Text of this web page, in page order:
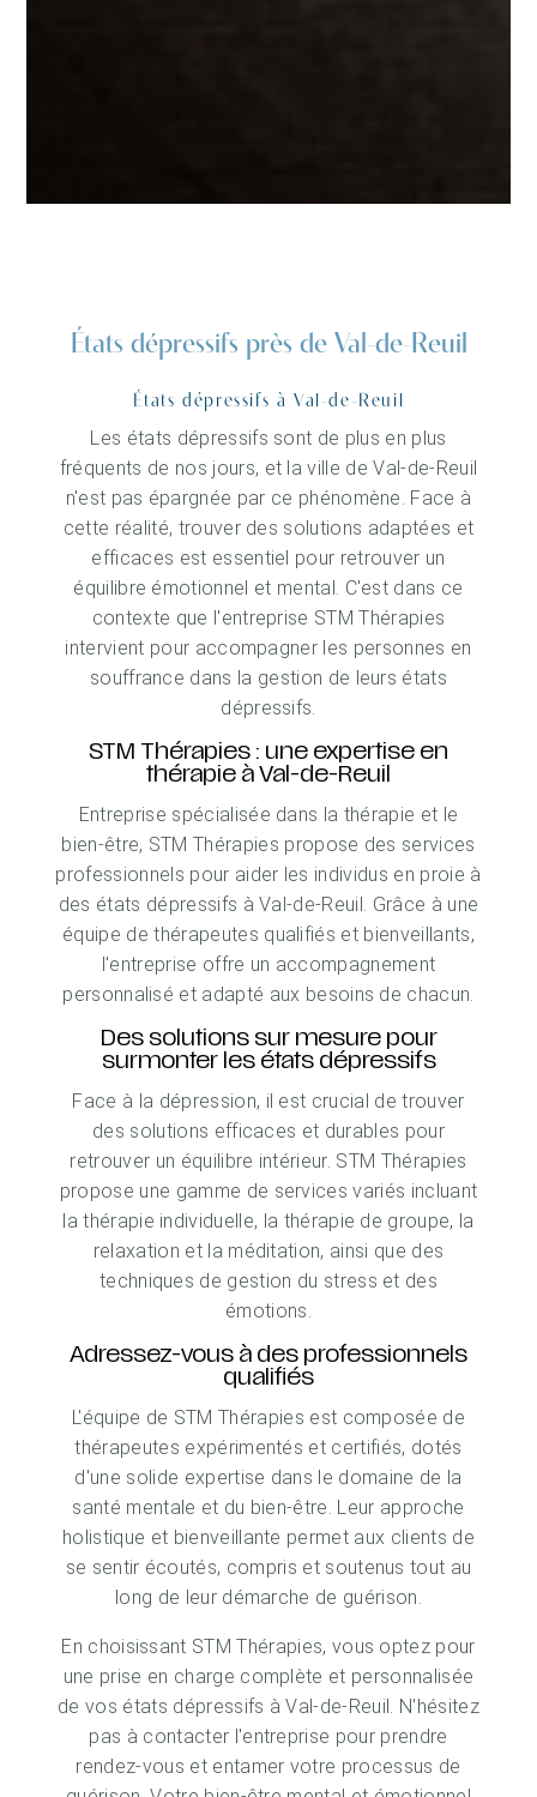
États dépressifs près de Val-de-Reuil
États dépressifs à Val-de-Reuil
Les états dépressifs sont de plus en plus
fréquents de nos jours, et la ville de Val-de-Reuil
n'est pas épargnée par ce phénomène. Face à
cette réalité, trouver des solutions adaptées et
efficaces est essentiel pour retrouver un
équilibre émotionnel et mental. C'est dans ce
contexte que l'entreprise STM Thérapies
intervient pour accompagner les personnes en
souffrance dans la gestion de leurs états
dépressifs.
STM Thérapies : une expertise en
thérapie à Val-de-Reuil
Entreprise spécialisée dans la thérapie et le
bien-être, STM Thérapies propose des services
professionnels pour aider les individus en proie à
des états dépressifs à Val-de-Reuil. Grâce à une
équipe de thérapeutes qualifiés et bienveillants,
l'entreprise offre un accompagnement
personnalisé et adapté aux besoins de chacun.
Des solutions sur mesure pour
surmonter les états dépressifs
Face à la dépression, il est crucial de trouver
des solutions efficaces et durables pour
retrouver un équilibre intérieur. STM Thérapies
propose une gamme de services variés incluant
la thérapie individuelle, la thérapie de groupe, la
relaxation et la méditation, ainsi que des
techniques de gestion du stress et des
émotions.
Adressez-vous à des professionnels
qualifiés
L'équipe de STM Thérapies est composée de
thérapeutes expérimentés et certifiés, dotés
d'une solide expertise dans le domaine de la
santé mentale et du bien-être. Leur approche
holistique et bienveillante permet aux clients de
se sentir écoutés, compris et soutenus tout au
long de leur démarche de guérison.
En choisissant STM Thérapies, vous optez pour
une prise en charge complète et personnalisée
de vos états dépressifs à Val-de-Reuil. N'hésitez
pas à contacter l'entreprise pour prendre
rendez-vous et entamer votre processus de